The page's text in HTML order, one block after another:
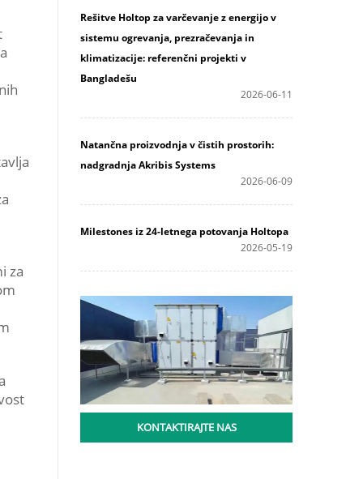
za
Rešitve Holtop za varčevanje z energijo v
sistemu ogrevanja, prezračevanja in
klimatizacije: referenčni projekti v
Bangladešu
2026-06-11
Natančna proizvodnja v čistih prostorih:
nadgradnja Akribis Systems
2026-06-09
Milestones iz 24-letnega potovanja Holtopa
2026-05-19
KONTAKTIRAJTE NAS